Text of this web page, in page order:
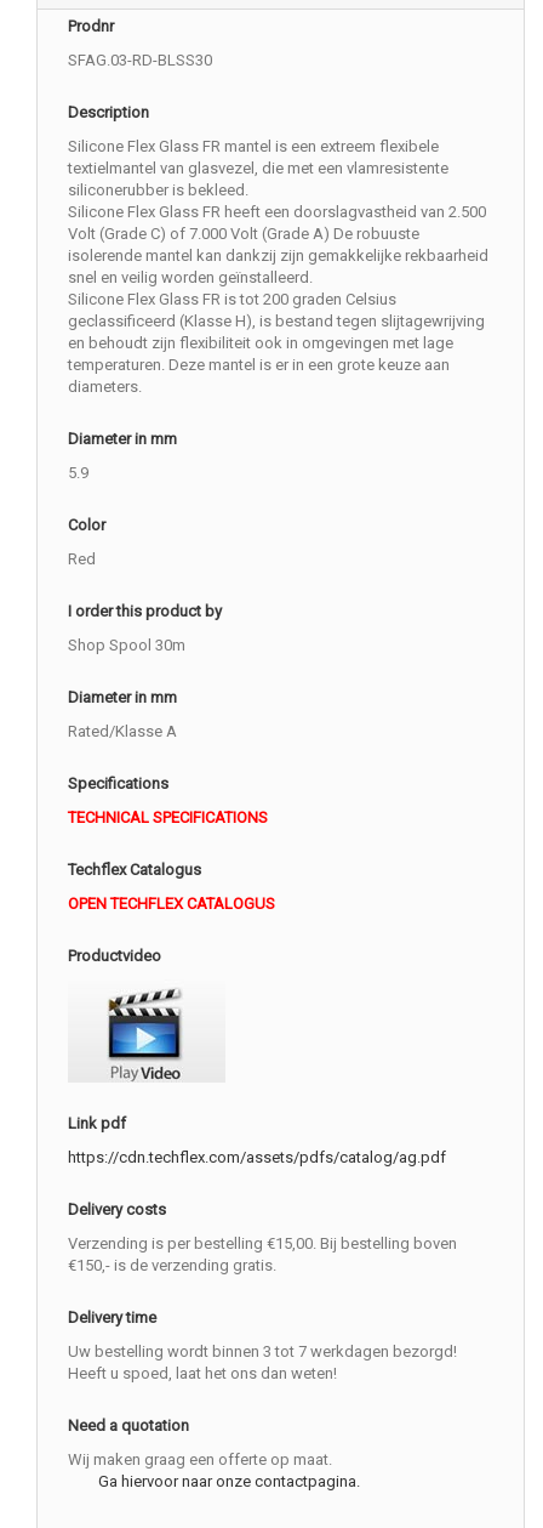
Prodnr
SFAG.03-RD-BLSS30
Description
Silicone Flex Glass FR mantel is een extreem flexibele
textielmantel van glasvezel, die met een vlamresistente
siliconerubber is bekleed.
Silicone Flex Glass FR heeft een doorslagvastheid van 2.500
Volt (Grade C) of 7.000 Volt (Grade A) De robuuste
isolerende mantel kan dankzij zijn gemakkelijke rekbaarheid
snel en veilig worden geïnstalleerd.
Silicone Flex Glass FR is tot 200 graden Celsius
geclassificeerd (Klasse H), is bestand tegen slijtagewrijving
en behoudt zijn flexibiliteit ook in omgevingen met lage
temperaturen. Deze mantel is er in een grote keuze aan
diameters.
Diameter in mm
5.9
Color
Red
I order this product by
Shop Spool 30m
Diameter in mm
Rated/Klasse A
Specifications
TECHNICAL SPECIFICATIONS
Techflex Catalogus
OPEN TECHFLEX CATALOGUS
Productvideo
Link pdf
https://cdn.techflex.com/assets/pdfs/catalog/ag.pdf
Delivery costs
Verzending is per bestelling €15,00. Bij bestelling boven
€150,- is de verzending gratis.
Delivery time
Uw bestelling wordt binnen 3 tot 7 werkdagen bezorgd!
Heeft u spoed, laat het ons dan weten!
Need a quotation
Wij maken graag een offerte op maat.
Ga hiervoor naar onze contactpagina.